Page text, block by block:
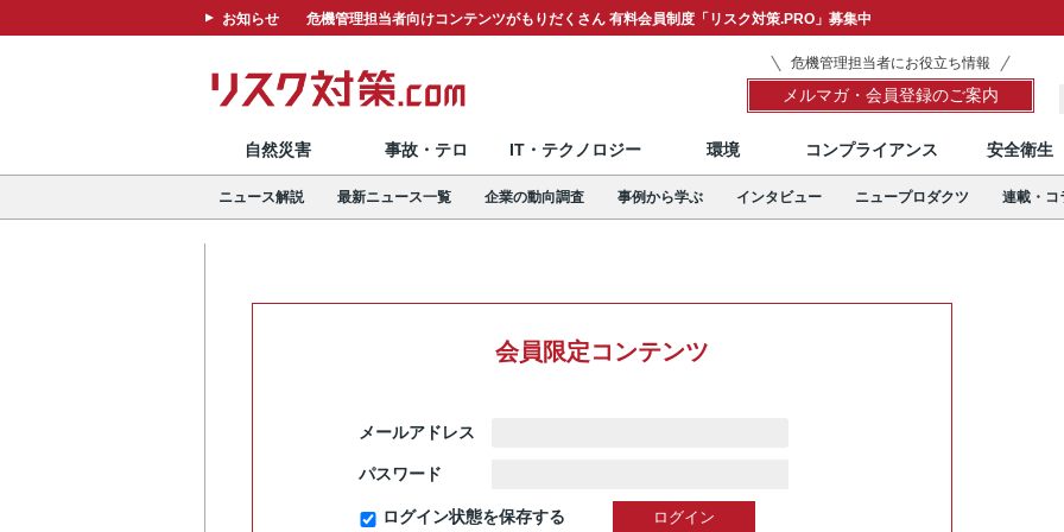
お知らせ 危機管理担当者向けコンテンツがもりだくさん 有料会員制度「リスク対策.PRO」募集中
危機管理担当者にお役立ち情報
メルマガ・会員登録のご案内
自然災害 事故・テロ IT・テクノロジー 環境 コンプライアンス 安全衛生
ニュース解説 最新ニュース一覧 企業の動向調査 事例から学ぶ インタビュー ニュープロダクツ 連載・コ
会員限定コンテンツ
メールアドレス
パスワード
ログイン状態を保存する